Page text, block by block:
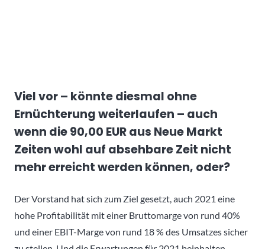
Viel vor – könnte diesmal ohne
Ernüchterung weiterlaufen – auch
wenn die 90,00 EUR aus Neue Markt
Zeiten wohl auf absehbare Zeit nicht
mehr erreicht werden können, oder?
Der Vorstand hat sich zum Ziel gesetzt, auch 2021 eine
hohe Profitabilität mit einer Bruttomarge von rund 40%
und einer EBIT-Marge von rund 18 % des Umsatzes sicher